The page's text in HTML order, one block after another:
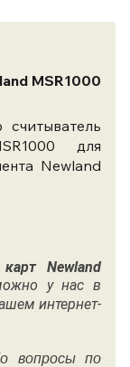
MSR1000
для
Newland
Newland
у нас в
интернет-
вопросы по